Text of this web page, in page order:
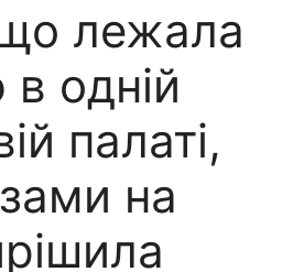
лежала
одній
палаті,
на